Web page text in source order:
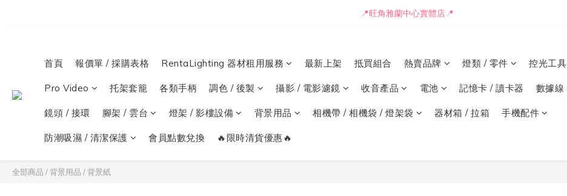
📒🖋️報價單 / 採購表格🖋️📒
📍旺角雅蘭中心實體店📍
📒🖋️報價單 / 採購表格🖋️📒
首頁 報價單 / 採購表格 RentaLighting 器材租用服務 最新上架 抵買組合 熱賣品牌 燈類 / 零件 控光工具
Pro Video 托架套籠 各類手柄 調色 / 後製 攝影 / 電影濾鏡 收音產品 電池 記憶卡 / 讀卡器 數據線
鏡頭 / 接環 腳架 / 雲台 燈架 / 影樓設備 背景用品 相機帶 / 相機袋 / 燈架袋 器材箱 / 拉箱 手機配件
防潮吸濕 / 清潔保護 會員點數兌換 🔥限時清貨優惠🔥
全部商品 /背景用品 /背景紙